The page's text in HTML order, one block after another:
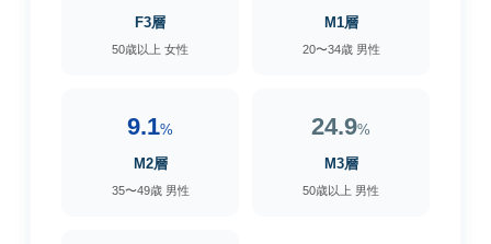
F3層
50歳以上 女性
M1層
20〜34歳 男性
9.1%
M2層
35〜49歳 男性
24.9%
M3層
50歳以上 男性